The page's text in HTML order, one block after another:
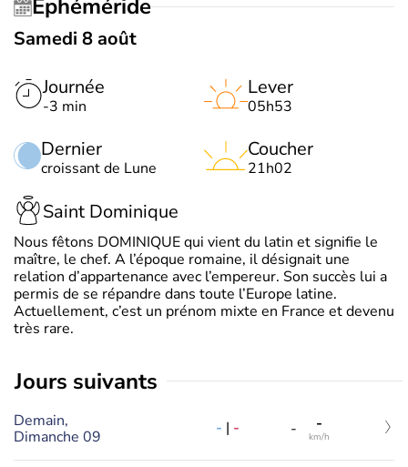
Éphéméride
Samedi 8 août
Journée
-3 min
Dernier
croissant de Lune
Lever
05h53
Coucher
21h02
Saint Dominique
Nous fêtons DOMINIQUE qui vient du latin et signifie le
maître, le chef. A l’époque romaine, il désignait une
relation d’appartenance avec l’empereur. Son succès lui a
permis de se répandre dans toute l’Europe latine.
Actuellement, c’est un prénom mixte en France et devenu
très rare.
jours suivants
Demain,
Dimanche 09
- | - - -
km/h